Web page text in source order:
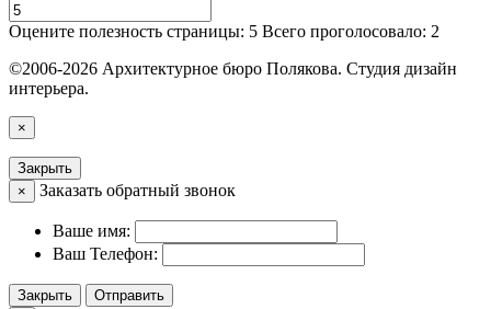
Оцените полезность страницы: 5 Всего проголосовало: 2
©2006-2026 Архитектурное бюро Полякова. Студия дизайн
интерьера.
×
Закрыть
×
Заказать обратный звонок
Ваше имя:
Ваш Телефон:
Закрыть
Отправить